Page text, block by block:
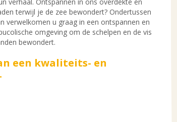
terwijl je de zee bewondert? Ondertussen
verwelkomen u graag in een ontspannen en
omgeving om de schelpen en de vis
bewondert.
een kwaliteits- en